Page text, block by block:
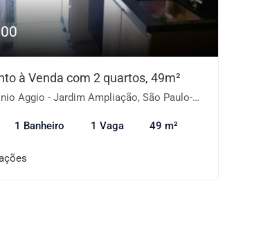
à Venda com 2 quartos, 49m²
Aggio - Jardim Ampliação, São Paulo-SP
1 Banheiro 1 Vaga 49 m²